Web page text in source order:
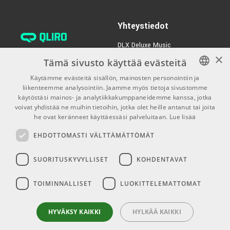
Sonarworks SoundID
Calibrated
Measurement Mic
TUOTENUMERO 1056669
Yhteystiedot
DLX Deluxe Music
verkkokaupan asiakaspalvelu:
tilaus@dlxmusic.fi
Puh: 0207 282240 (arkisin klo
13-17)
Puh: 0207 282250 (myymälä)
00580 Helsinki
Y-tunnus: 1983522-7
La 10-15
FINNISH
FINNISH
×
Tämä sivusto käyttää evästeitä
Käytämme evästeitä sisällön, mainosten personointiin ja
liikenteemme analysointiin. Jaamme myös tietoja sivustomme
käytöstäsi mainos- ja analytiikkakumppaneidemme kanssa, jotka
voivat yhdistää ne muihin tietoihin, jotka olet heille antanut tai joita
he ovat keränneet käyttäessäsi palveluitaan. Lue lisää
EHDOTTOMASTI VÄLTTÄMÄTTÖMÄT
SUORITUSKYVYLLISET KOHDENTAVAT
TOIMINNALLISET LUOKITTELEMATTOMAT
HYVÄKSY KAIKKI HYLKÄÄ KAIKKI